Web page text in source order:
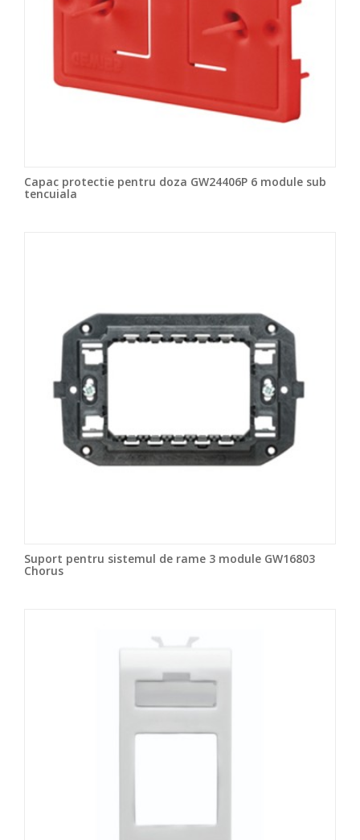
Capac protectie pentru doza GW24406P 6 module sub
tencuiala
Suport pentru sistemul de rame 3 module GW16803
Chorus